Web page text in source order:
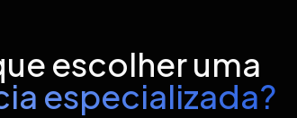
escolher uma
especializada?